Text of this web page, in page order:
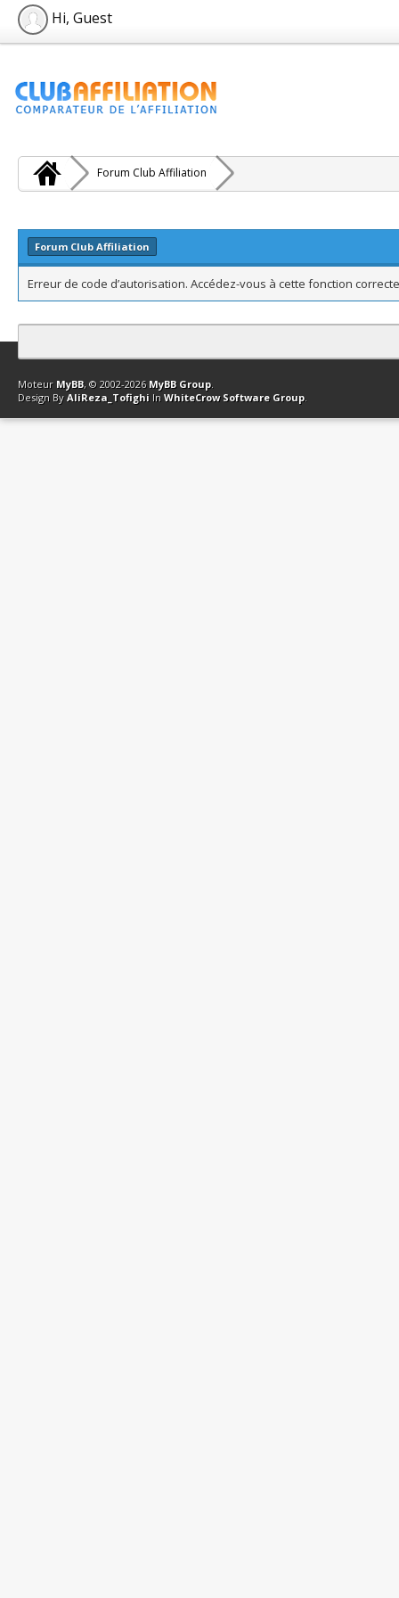
Hi, Guest
Forum Club Affiliation
Forum Club Affiliation
Erreur de code d’autorisation. Accédez-vous à cette fonction
Contact Club Affiliation Retourner en haut Version bas-débit
Moteur MyBB, © 2002-2026 MyBB Group.
Design By AliReza_Tofighi In WhiteCrow Software Group.